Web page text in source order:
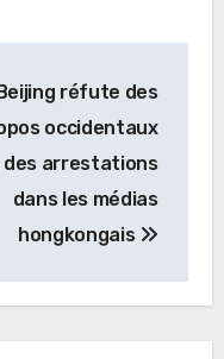
réfute des
occidentaux
des arrestations
dans les médias
hongkongais